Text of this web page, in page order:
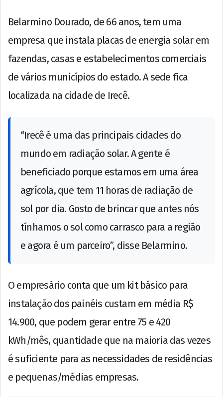
Belarmino Dourado, de 66 anos, tem uma
empresa que instala placas de energia solar em
fazendas, casas e estabelecimentos comerciais
de vários municípios do estado. A sede fica
localizada na cidade de Irecê.
“Irecê é uma das principais cidades do
mundo em radiação solar. A gente é
beneficiado porque estamos em uma área
agrícola, que tem 11 horas de radiação de
sol por dia. Gosto de brincar que antes nós
tínhamos o sol como carrasco para a região
e agora é um parceiro”, disse Belarmino.
O empresário conta que um kit básico para
instalação dos painéis custam em média R$
14.900, que podem gerar entre 75 e 420
kWh/mês, quantidade que na maioria das vezes
é suficiente para as necessidades de residências
e pequenas/médias empresas.